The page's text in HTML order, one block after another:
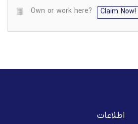
Own or work here? Claim Now!
اطلاعات